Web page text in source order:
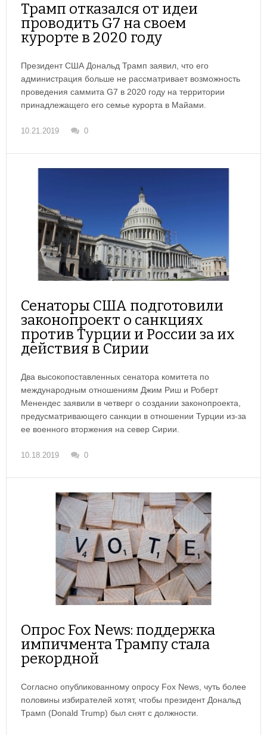
Трамп отказался от идеи
проводить G7 на своем
курорте в 2020 году
Президент США Дональд Трамп заявил, что его
администрация больше не рассматривает возможность
проведения саммита G7 в 2020 году на территории
принадлежащего его семье курорта в Майами.
10.21.2019 0
Сенаторы США подготовили
законопроект о санкциях
против Турции и России за их
действия в Сирии
Два высокопоставленных сенатора комитета по
международным отношениям Джим Риш и Роберт
Менендес заявили в четверг о создании законопроекта,
предусматривающего санкции в отношении Турции из-за
ее военного вторжения на север Сирии.
10.18.2019 0
Опрос Fox News: поддержка
импичмента Трампу стала
рекордной
Согласно опубликованному опросу Fox News, чуть более
половины избирателей хотят, чтобы президент Дональд
Трамп (Donald Trump) был снят с должности.